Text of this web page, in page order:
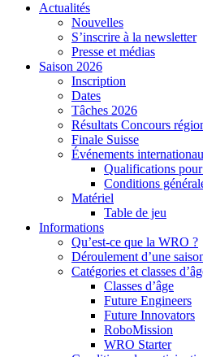
Actualités
Nouvelles
S’inscrire à la newsletter
Presse et médias
Saison 2026
Inscription
Dates
Tâches 2026
Résultats Concours
Finale Suisse
Événements
Qualifications
Conditions
Matériel
Table de jeu
Informations
Qu’est-ce que la WRO ?
Déroulement d’une
Catégories et classes
Classes d’âge
Future Engineers
Future Innovators
RoboMission
WRO Starter